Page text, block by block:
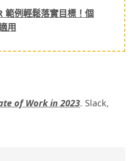
範例輕鬆落實目標！個
用
of Work in 2023. Slack,